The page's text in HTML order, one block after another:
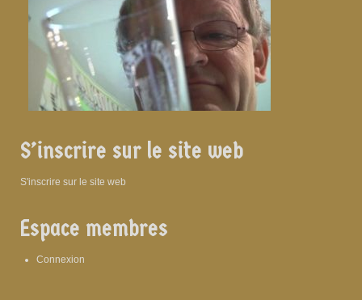
S’inscrire sur le site web
S'inscrire sur le site web
Espace membres
Connexion